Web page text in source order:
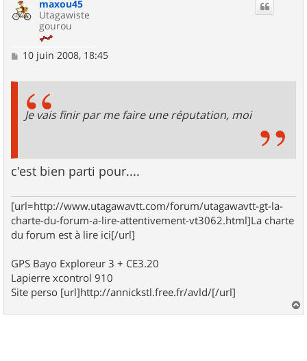
maxou45
Utagawiste
gourou
M
e
10 juin 2008, 18:45
Je vais finir par me faire une réputation, moi
c'est bien parti pour....
[url=http://www.utagawavtt.com/forum/utagawavtt-gt-la-
charte-du-forum-a-lire-attentivement-vt3062.html]La charte
du forum est à lire ici[/url]
GPS Bayo Exploreur 3 + CE3.20
Lapierre xcontrol 910
Site perso [url]http://annickstl.free.fr/avld/[/url]
a